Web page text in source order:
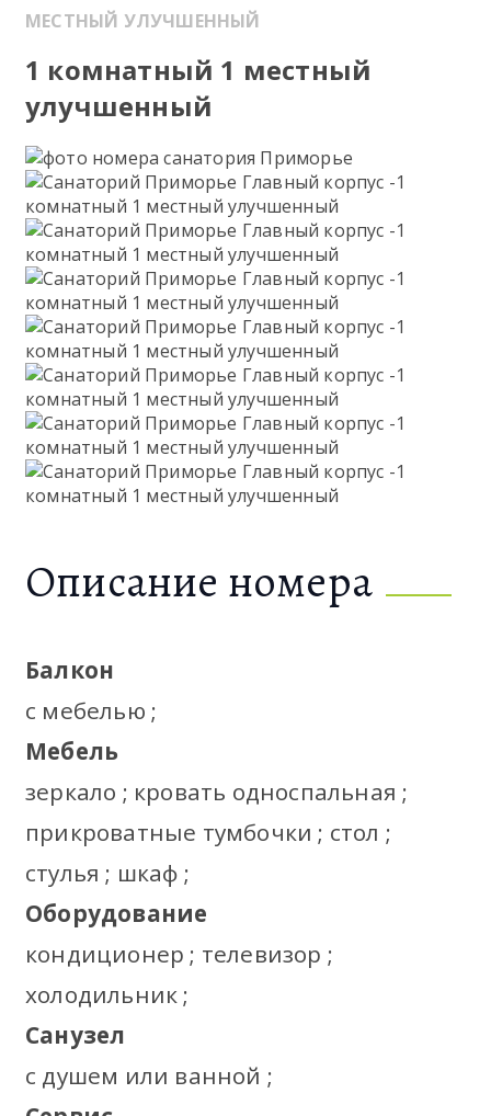
МЕСТНЫЙ УЛУЧШЕННЫЙ
1 комнатный 1 местный
улучшенный
Описание номера
Балкон
с мебелью ;
Мебель
зеркало ; кровать односпальная ;
прикроватные тумбочки ; стол ;
стулья ; шкаф ;
Оборудование
кондиционер ; телевизор ;
холодильник ;
Санузел
с душем или ванной ;